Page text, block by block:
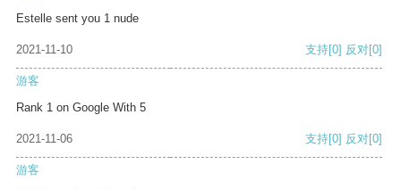
Estelle sent you 1 nude
2021-11-10 支持[0] 反对[0]
游客
Rank 1 on Google With 5
2021-11-06 支持[0] 反对[0]
游客